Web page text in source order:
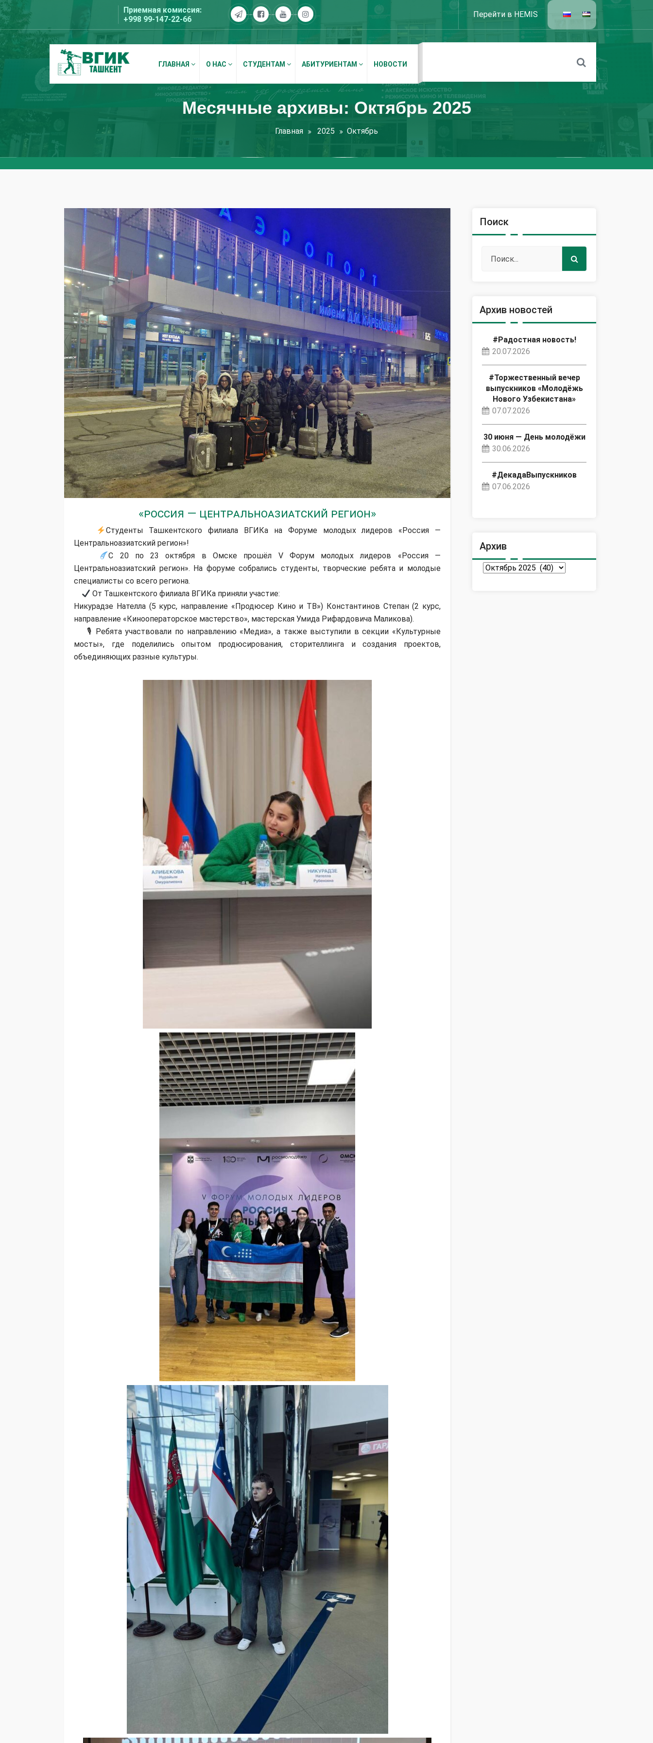
Перейти
к
содержимому
Приемная комиссия:
+998 99-147-22-66
Перейти в HEMIS
ВГИК Ташкент
ГЛАВНАЯ О НАС СТУДЕНТАМ АБИТУРИЕНТАМ НОВОСТИ
Месячные архивы: Октябрь 2025
Главная 2025 Октябрь
«Россия — Центральноазиатский регион»
Студенты Ташкентского филиала ВГИКа на Форуме молодых лидеров «Россия —
Центральноазиатский регион»!
С 20 по 23 октября в Омске прошёл V Форум молодых лидеров «Россия —
Центральноазиатский регион». На форуме собрались студенты, творческие ребята и молодые
специалисты со всего региона.
От Ташкентского филиала ВГИКа приняли участие:
Никурадзе Нателла (5 курс, направление «Продюсер Кино и ТВ») Константинов Степан (2 курс,
направление «Кинооператорское мастерство», мастерская Умида Рифардовича Маликова).
🎙 Ребята участвовали по направлению «Медиа», а также выступили в секции «Культурные
мосты», где поделились опытом продюсирования, сторителлинга и создания проектов,
объединяющих разные культуры.
Поиск
Архив новостей
#Радостная новость!
20.07.2026
#Торжественный вечер
выпускников «Молодёжь
Нового Узбекистана»
07.07.2026
30 июня — День молодёжи
30.06.2026
#ДекадаВыпускников
07.06.2026
Архив
Архив